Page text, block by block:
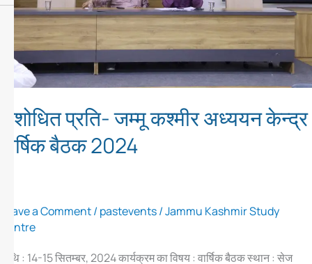
संशोधित प्रति- जम्मू कश्मीर अध्ययन केन्द्र
वार्षिक बैठक 2024
Leave a Comment/ pastevents/Jammu Kashmir Study
Centre
तिथि : 14-15 सितम्बर, 2024 कार्यक्रम का विषय : वार्षिक बैठक स्थान : सेज
बैठक
2024